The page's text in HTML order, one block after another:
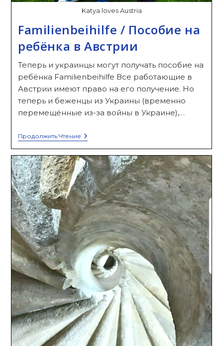
Katya loves Austria
Familienbeihilfe / Пособие на
ребёнка в Австрии
Теперь и украинцы могут получать пособие на
ребёнка Familienbeihilfe Все работающие в
Австрии имеют право на его получение. Но
теперь и беженцы из Украины (временно
перемещённые из-за войны в Украине),…
Продолжить ЧтениеFamilienbeihilfe
На
Ребёнка
В
Австрии